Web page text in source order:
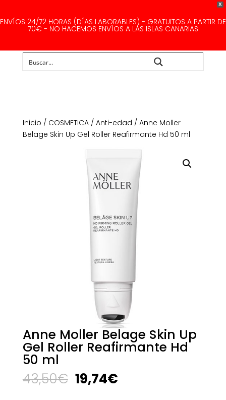
X
ENVÍOS 24/72 HORAS (DÍAS LABORABLES) - GRATUITOS A PARTIR DE
70€ - NO HACEMOS ENVÍOS A LAS ISLAS CANARIAS
Inicio / COSMETICA/ Anti-edad / Anne Moller
Belage Skin Up Gel Roller Reafirmante Hd 50 ml
Anne Moller Belage Skin Up
Gel Roller Reafirmante Hd
50 ml
43,50€ El
precio
19,74€El